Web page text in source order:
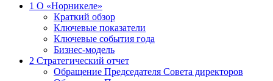
1 О «Норникеле»
Краткий обзор
Ключевые показатели
Ключевые события года
Бизнес-модель
2 Стратегический отчет
Обращение Председателя Совета директоров